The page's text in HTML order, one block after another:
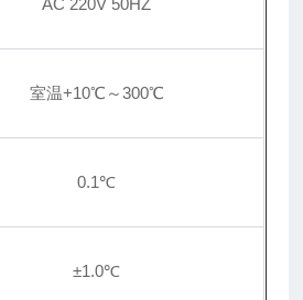
AC 220V 50HZ
室温+10℃～300℃
0.1℃
±1.0℃